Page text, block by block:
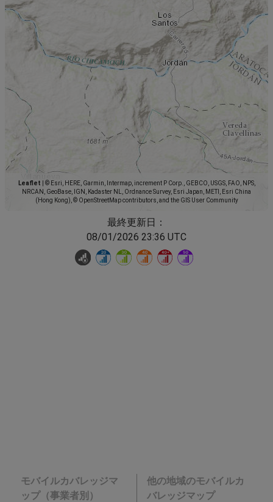
Leaflet
© Esri, HERE, Garmin, Intermap, increment P Corp., GEBCO, USGS, FAO, NPS,
NRCAN, GeoBase, IGN, Kadaster NL, Ordnance Survey, Esri Japan, METI, Esri China
(Hong Kong), © OpenStreetMap contributors, and the GIS User Community
最終更新日：
08/01/2026 23:36 UTC
モバイルカバレッジマ
ップ（事業者別）
他の地域のモバイルカ
バレッジマップ